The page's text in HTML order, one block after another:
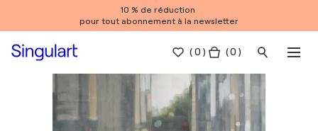
10 % de réduction
pour tout abonnement à la newsletter
(0 ) ( 0 )